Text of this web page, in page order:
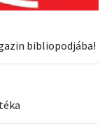
bibliopodjába!